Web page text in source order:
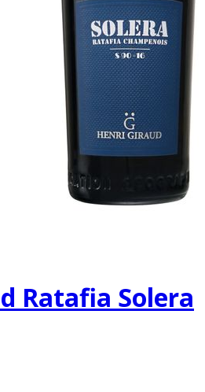
Ratafia Solera